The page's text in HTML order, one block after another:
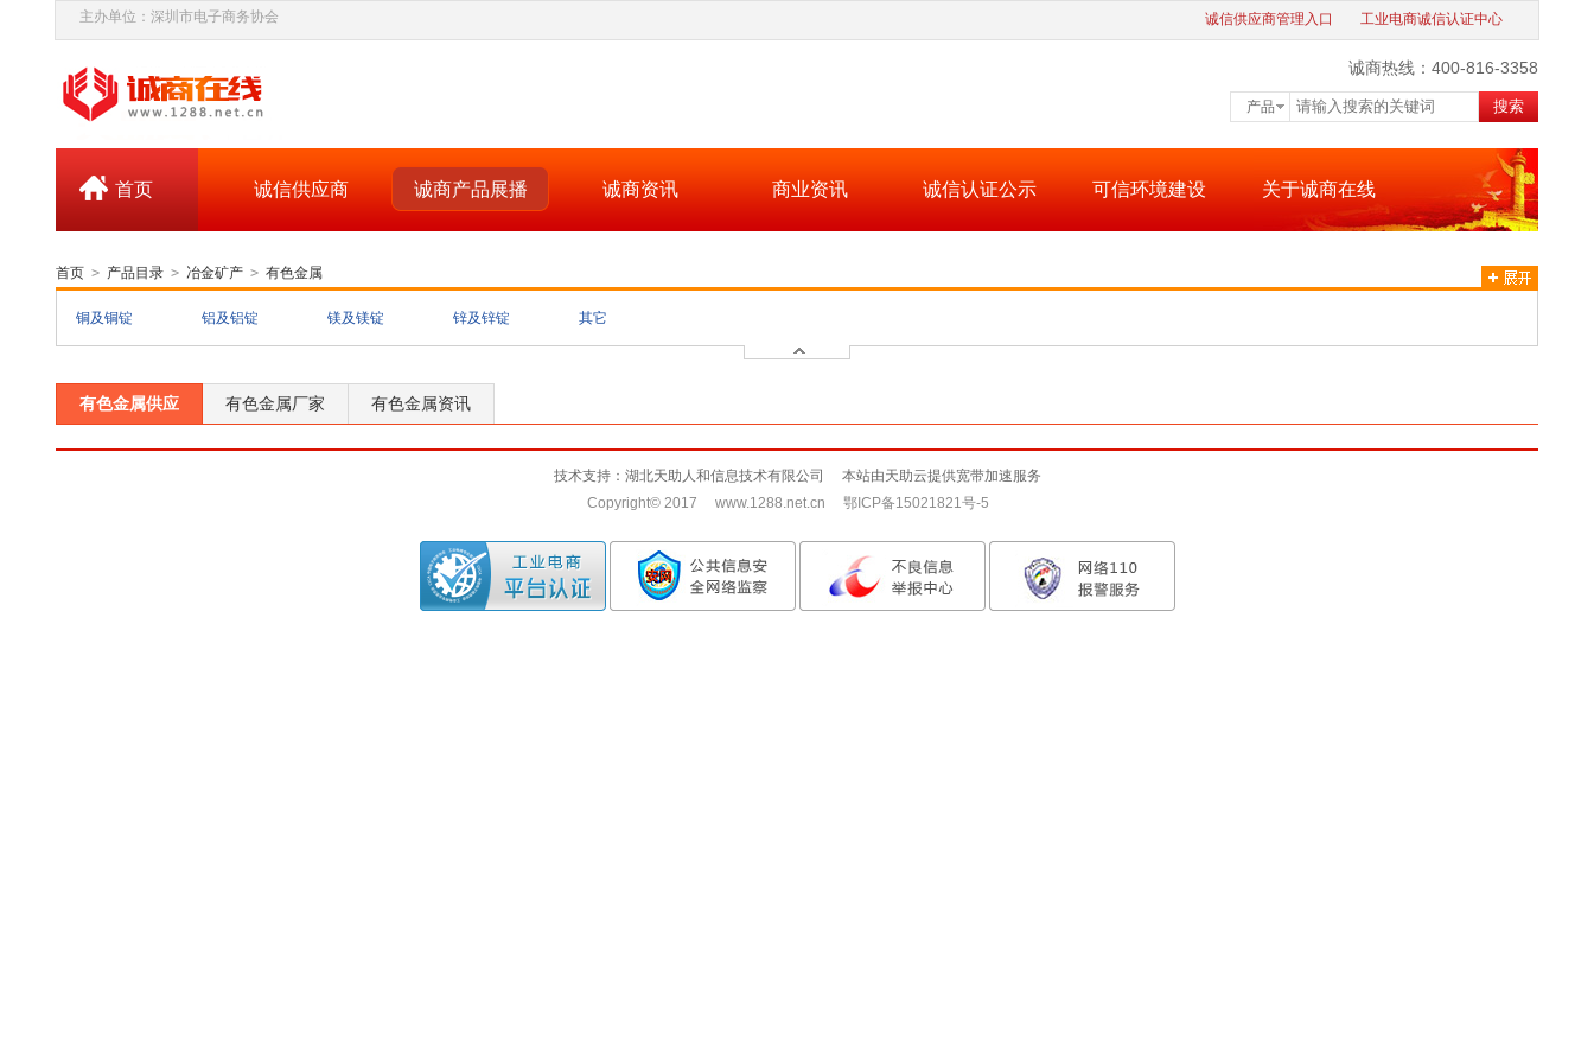
主办单位：深圳市电子商务协会 诚信供应商管理入口 工业电商诚信认证中心
诚商热线：400-816-3358
产品 搜索
首页 诚信供应商 诚商产品展播 诚商资讯 商业资讯 诚信认证公示 可信环境建设 关于诚商在线
首页 > 产品目录 > 冶金矿产 > 有色金属
铜及铜锭 铝及铝锭 镁及镁锭 锌及锌锭 其它
有色金属供应 有色金属厂家 有色金属资讯
技术支持：湖北天助人和信息技术有限公司 本站由天助云提供宽带加速服务
Copyright© 2017 www.1288.net.cn 鄂ICP备15021821号-5